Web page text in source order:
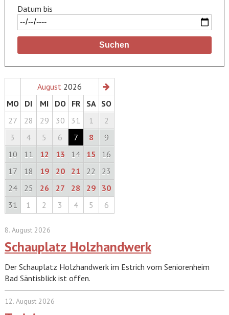
Datum bis
Suchen
August 2026
MO
DI MI DO FR SA SO
27
28 29 30 31 1
2
3
4 5 6 7 8
9
10
11 12 13 14 15
16
17
18 19 20 21 22
23
24
25 26 27 28 29
30
31
1 2 3 4 5 6
8. August 2026
Schauplatz Holzhandwerk
Der Schauplatz Holzhandwerk im Estrich vom Seniorenheim
Bad Säntisblick ist offen.
12. August 2026